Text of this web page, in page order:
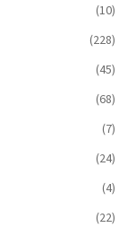
(10)
(228)
(45)
(68)
(7)
(24)
(4)
(22)